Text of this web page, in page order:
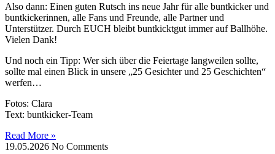
Also dann: Einen guten Rutsch ins neue Jahr für alle buntkicker und
buntkickerinnen, alle Fans und Freunde, alle Partner und
Unterstützer. Durch EUCH bleibt buntkicktgut immer auf Ballhöhe.
Vielen Dank!
Und noch ein Tipp: Wer sich über die Feiertage langweilen sollte,
sollte mal einen Blick in unsere „25 Gesichter und 25 Geschichten“
werfen…
Fotos: Clara
Text: buntkicker-Team
Read More »
19.05.2026 No Comments